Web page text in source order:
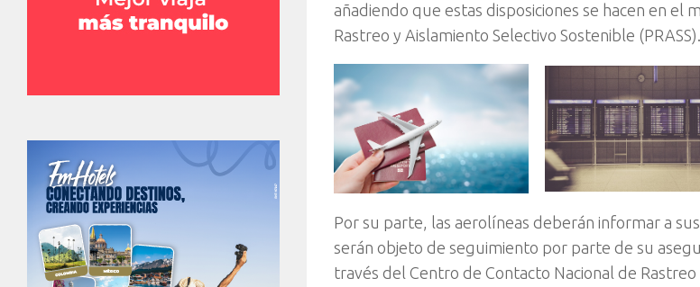
añadiendo que estas disposiciones se hacen en el
Rastreo y Aislamiento Selectivo Sostenible (PRASS).
Por su parte, las aerolíneas deberán informar a
serán objeto de seguimiento por parte de su
través del Centro de Contacto Nacional de Rastreo